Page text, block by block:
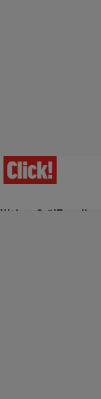
Ultima Oră!Trending
Vedete